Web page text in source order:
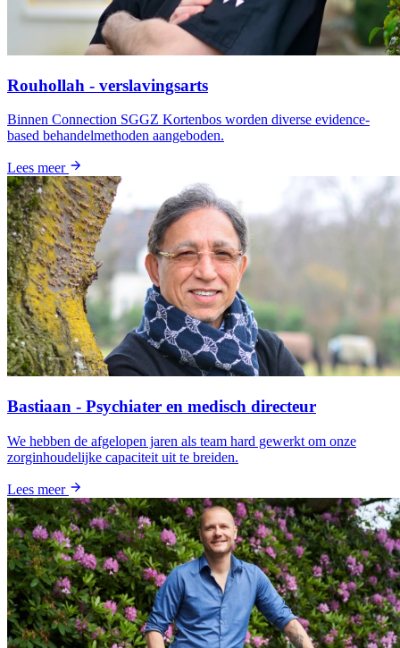
Rouhollah - verslavingsarts
Binnen Connection SGGZ Kortenbos worden diverse evidence-
based behandelmethoden aangeboden.
Lees meer
Bastiaan - Psychiater en medisch directeur
We hebben de afgelopen jaren als team hard gewerkt om onze
zorginhoudelijke capaciteit uit te breiden.
Lees meer